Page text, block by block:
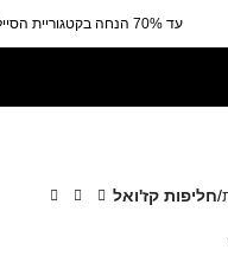
עד 70% הנחה בקטגוריית הסייל
חליפות קז'ואל